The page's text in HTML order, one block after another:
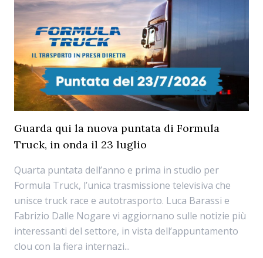
Guarda qui la nuova puntata di Formula
Truck, in onda il 23 luglio
Quarta puntata dell’anno e prima in studio per
Formula Truck, l’unica trasmissione televisiva che
unisce truck race e autotrasporto. Luca Barassi e
Fabrizio Dalle Nogare vi aggiornano sulle notizie più
interessanti del settore, in vista dell’appuntamento
clou con la fiera internazi...